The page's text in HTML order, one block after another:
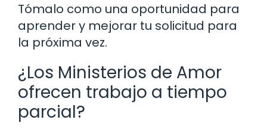
Tómalo como una oportunidad para
aprender y mejorar tu solicitud para
la próxima vez.
¿Los Ministerios de Amor
ofrecen trabajo a tiempo
parcial?